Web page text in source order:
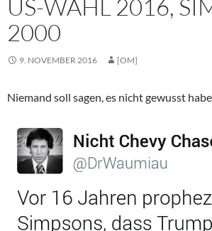
US-WAHL 2016,
2000
9. NOVEMBER 2016 [OM]
Niemand soll sagen, es nicht gewusst